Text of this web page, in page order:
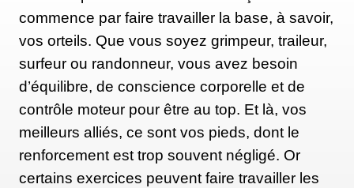
commence par faire travailler la base, à savoir,
vos orteils. Que vous soyez grimpeur, traileur,
surfeur ou randonneur, vous avez besoin
d’équilibre, de conscience corporelle et de
contrôle moteur pour être au top. Et là, vos
meilleurs alliés, ce sont vos pieds, dont le
renforcement est trop souvent négligé. Or
certains exercices peuvent faire travailler les